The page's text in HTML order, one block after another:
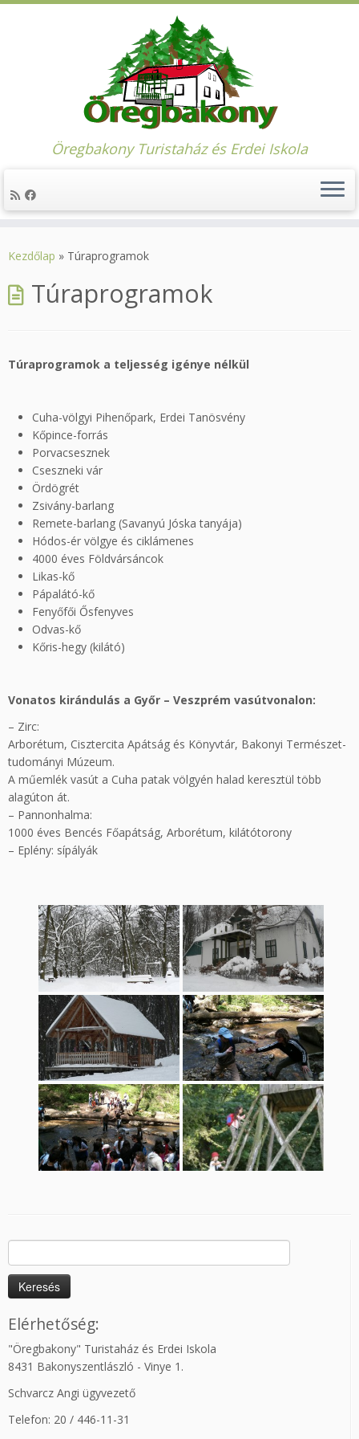
to
Öregbakony Turistaház és Erdei Iskola
Kezdőlap » Túraprogramok
Túraprogramok
Túraprogramok a teljesség igénye nélkül
Cuha-völgyi Pihenőpark, Erdei Tanösvény
Kőpince-forrás
Porvacsesznek
Cseszneki vár
Ördögrét
Zsivány-barlang
Remete-barlang (Savanyú Jóska tanyája)
Hódos-ér völgye és ciklámenes
4000 éves Földvársáncok
Likas-kő
Pápalátó-kő
Fenyőfői Ősfenyves
Odvas-kő
Kőris-hegy (kilátó)
Vonatos kirándulás a Győr – Veszprém vasútvonalon:
– Zirc:
Arborétum, Cisztercita Apátság és Könyvtár, Bakonyi Természet-
tudományi Múzeum.
A műemlék vasút a Cuha patak völgyén halad keresztül több
alagúton át.
– Pannonhalma:
1000 éves Bencés Főapátság, Arborétum, kilátótorony
– Eplény: sípályák
Keresés:
Elérhetőség:
"Öregbakony" Turistaház és Erdei Iskola
8431 Bakonyszentlászló - Vinye 1.
Schvarcz Angi ügyvezető
Telefon: 20 / 446-11-31